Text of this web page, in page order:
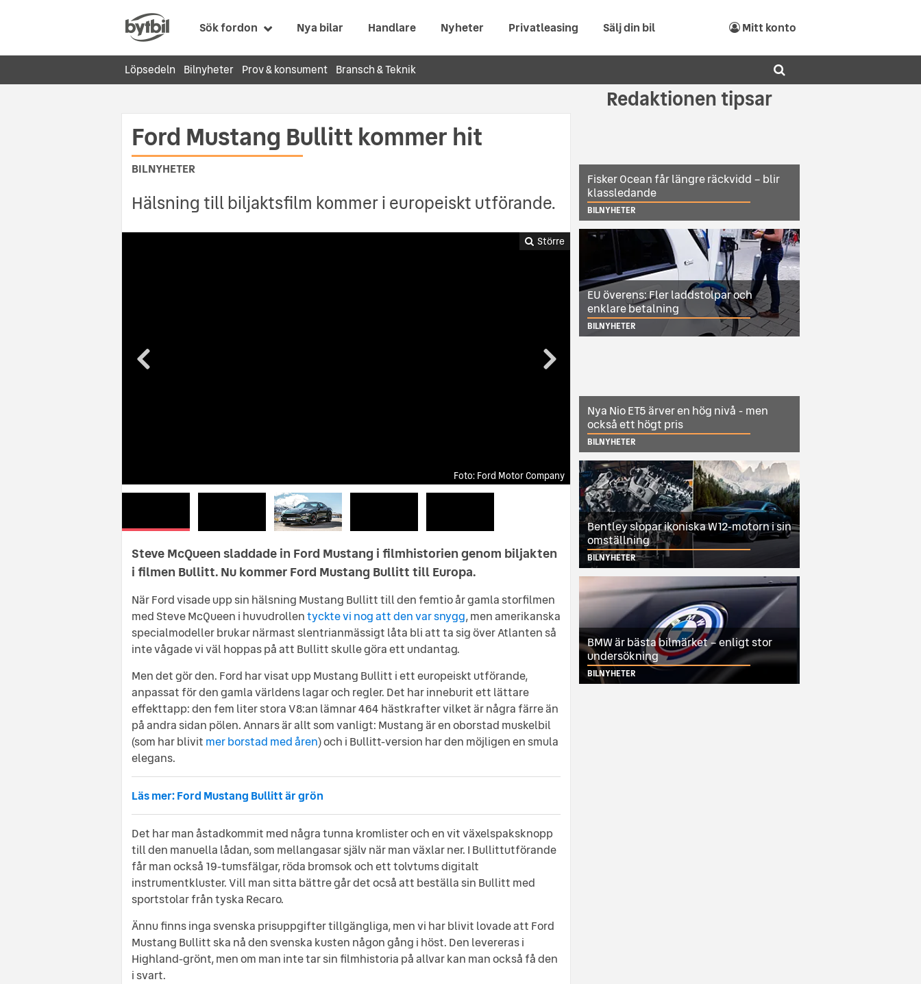
Sök fordon Nya bilar Handlare Nyheter Privatleasing Sälj din bil Mitt konto
Löpsedeln Bilnyheter Prov & konsument Bransch & Teknik
Redaktionen tipsar
Ford Mustang Bullitt kommer hit
BILNYHETER
Hälsning till biljaktsfilm kommer i europeiskt utförande.
Större
Ford Motor Company
Ford Motor Company
Ford Motor Company
Ford Motor Company
Steve McQueen sladdade in Ford Mustang i filmhistorien genom biljakten
i filmen Bullitt. Nu kommer Ford Mustang Bullitt till Europa.
När Ford visade upp sin hälsning Mustang Bullitt till den femtio år gamla storfilmen
med Steve McQueen i huvudrollentyckte vi nog att den var snygg, men amerikanska
specialmodeller brukar närmast slentrianmässigt låta bli att ta sig över Atlanten så
inte vågade vi väl hoppas på att Bullitt skulle göra ett undantag.
Men det gör den. Ford har visat upp Mustang Bullitt i ett europeiskt utförande,
anpassat för den gamla världens lagar och regler. Det har inneburit ett lättare
effekttapp: den fem liter stora V8:an lämnar 464 hästkrafter vilket är några färre än
på andra sidan pölen. Annars är allt som vanligt: Mustang är en oborstad muskelbil
(som har blivit mer borstad med åren) och i Bullitt-version har den möjligen en smula
elegans.
Läs mer: Ford Mustang Bullitt är grön
Det har man åstadkommit med några tunna kromlister och en vit växelspaksknopp
till den manuella lådan, som mellangasar själv när man växlar ner. I Bullittutförande
får man också 19-tumsfälgar, röda bromsok och ett tolvtums digitalt
instrumentkluster. Vill man sitta bättre går det ocså att beställa sin Bullitt med
sportstolar från tyska Recaro.
Ännu finns inga svenska prisuppgifter tillgängliga, men vi har blivit lovade att Ford
Mustang Bullitt ska nå den svenska kusten någon gång i höst. Den levereras i
Highland-grönt, men om man inte tar sin filmhistoria på allvar kan man också få den
i svart.
Fisker Ocean får längre räckvidd – blir
klassledande
BILNYHETER
EU överens: Fler laddstolpar och
enklare betalning
BILNYHETER
Nya Nio ET5 ärver en hög nivå - men
också ett högt pris
BILNYHETER
Bentley slopar ikoniska W12-motorn i sin
omställning
BILNYHETER
BMW är bästa bilmärket – enligt stor
undersökning
BILNYHETER